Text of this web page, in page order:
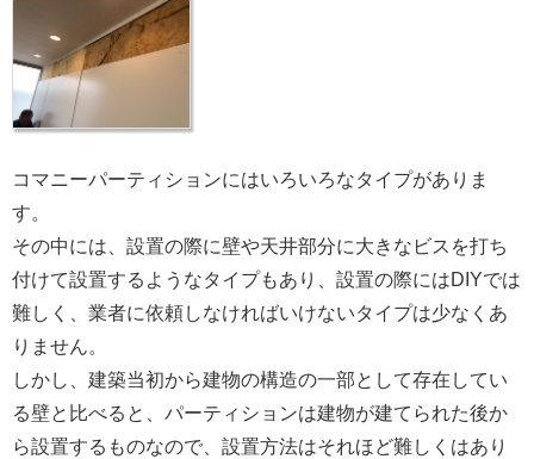
コマニーパーティションにはいろいろなタイプがありま
す。
その中には、設置の際に壁や天井部分に大きなビスを打ち
付けて設置するようなタイプもあり、設置の際にはDIYでは
難しく、業者に依頼しなければいけないタイプは少なくあ
りません。
しかし、建築当初から建物の構造の一部として存在してい
る壁と比べると、パーティションは建物が建てられた後か
ら設置するものなので、設置方法はそれほど難しくはあり